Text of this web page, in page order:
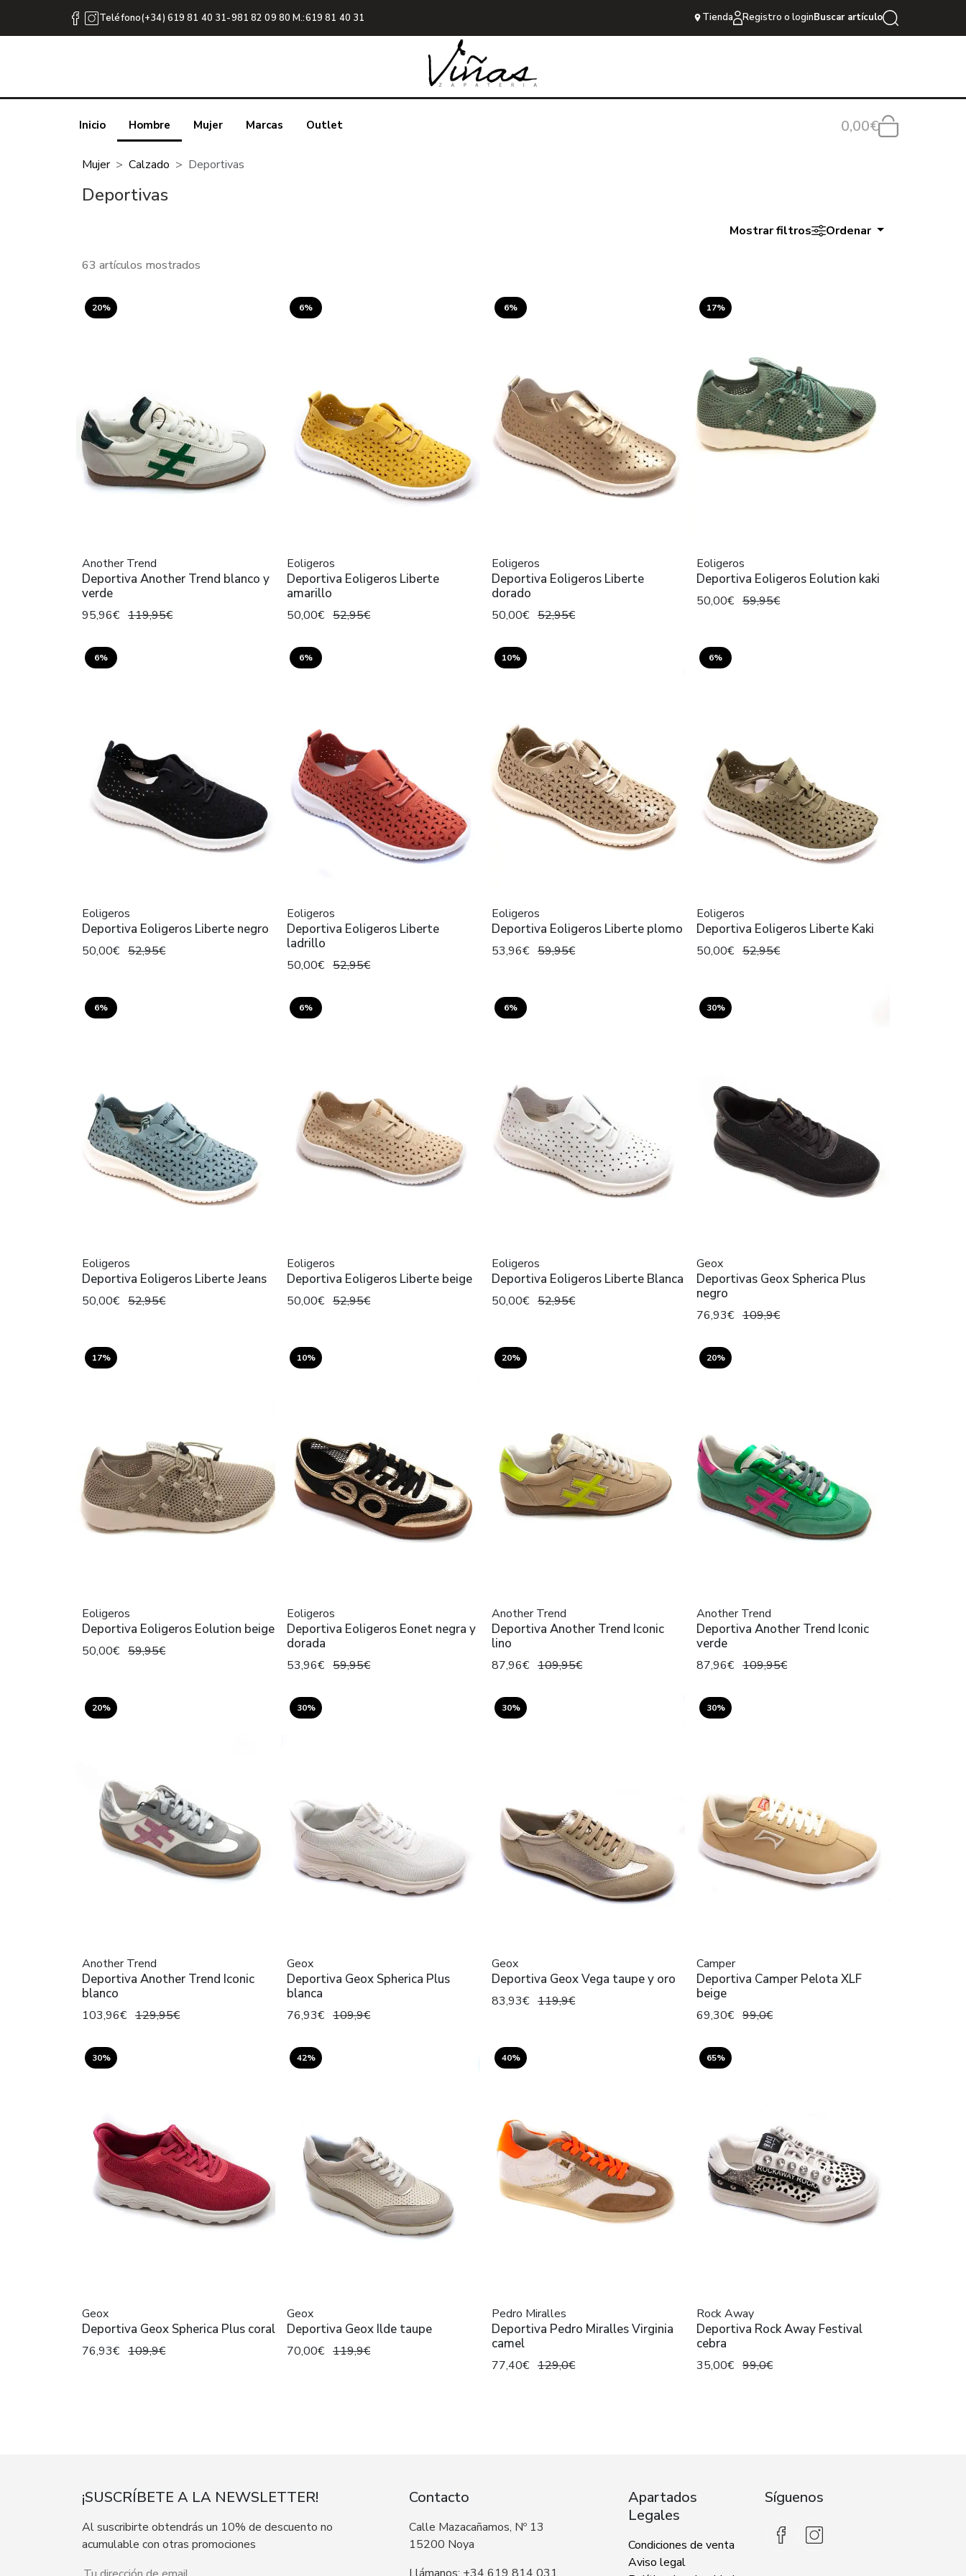
Teléfono(+34) 619 81 40 31-981 82 09 80 M.:619 81 40 31 Tienda Registro o loginBuscar artículo
Inicio Hombre Mujer Marcas Outlet 0,00€
Mujer Calzado Deportivas
Deportivas
Mostrar filtros Ordenar
63 artículos mostrados
20%
Another Trend
Deportiva Another Trend blanco y
verde
95,96€ 119,95€
6%
Eoligeros
Deportiva Eoligeros Liberte
amarillo
50,00€ 52,95€
6%
Eoligeros
Deportiva Eoligeros Liberte
dorado
50,00€ 52,95€
17%
Eoligeros
Deportiva Eoligeros Eolution kaki
50,00€ 59,95€
6%
Eoligeros
Deportiva Eoligeros Liberte negro
50,00€ 52,95€
6%
Eoligeros
Deportiva Eoligeros Liberte
ladrillo
50,00€ 52,95€
10%
Eoligeros
Deportiva Eoligeros Liberte plomo
53,96€ 59,95€
6%
Eoligeros
Deportiva Eoligeros Liberte Kaki
50,00€ 52,95€
6%
Eoligeros
Deportiva Eoligeros Liberte Jeans
50,00€ 52,95€
6%
Eoligeros
Deportiva Eoligeros Liberte beige
50,00€ 52,95€
6%
Eoligeros
Deportiva Eoligeros Liberte Blanca
50,00€ 52,95€
30%
Geox
Deportivas Geox Spherica Plus
negro
76,93€ 109,9€
17%
Eoligeros
Deportiva Eoligeros Eolution beige
50,00€ 59,95€
10%
Eoligeros
Deportiva Eoligeros Eonet negra y
dorada
53,96€ 59,95€
20%
Another Trend
Deportiva Another Trend Iconic
lino
87,96€ 109,95€
20%
Another Trend
Deportiva Another Trend Iconic
verde
87,96€ 109,95€
20%
Another Trend
Deportiva Another Trend Iconic
blanco
103,96€ 129,95€
30%
Geox
Deportiva Geox Spherica Plus
blanca
76,93€ 109,9€
30%
Geox
Deportiva Geox Vega taupe y oro
83,93€ 119,9€
30%
Camper
Deportiva Camper Pelota XLF
beige
69,30€ 99,0€
30%
Geox
Deportiva Geox Spherica Plus coral
76,93€ 109,9€
42%
Geox
Deportiva Geox Ilde taupe
70,00€ 119,9€
40%
Pedro Miralles
Deportiva Pedro Miralles Virginia
camel
77,40€ 129,0€
65%
Rock Away
Deportiva Rock Away Festival
cebra
35,00€ 99,0€
¡SUSCRÍBETE A LA NEWSLETTER!
Al suscribirte obtendrás un 10% de descuento no
acumulable con otras promociones
Contacto
Calle Mazacañamos, Nº 13
15200 Noya
Llámanos: +34 619 814 031
Apartados
Legales
Condiciones de venta
Aviso legal
Síguenos